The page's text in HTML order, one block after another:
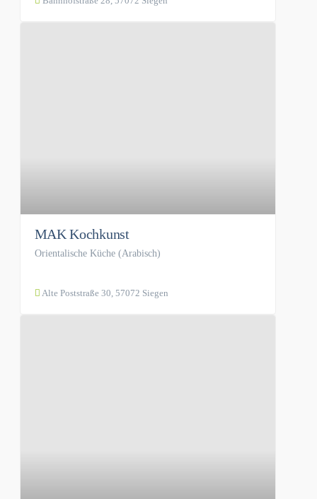
MAK Kochkunst
Orientalische Küche (Arabisch)
Alte Poststraße 30, 57072 Siegen